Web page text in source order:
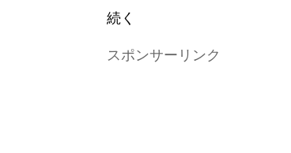
続く
スポンサーリンク